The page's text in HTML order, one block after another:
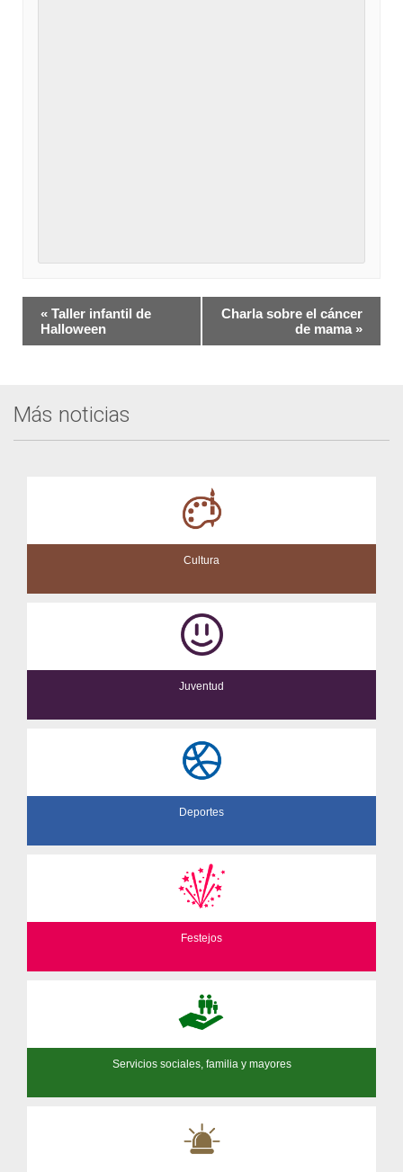
Navegación
del
« Taller infantil de
Halloween
Charla sobre el cáncer
de mama »
Más noticias
Cultura
Juventud
Deportes
Festejos
Servicios sociales, familia y mayores